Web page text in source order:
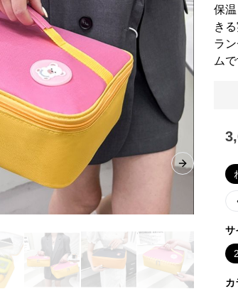
Next slide
保
き
ラ
ムで
サ
カ